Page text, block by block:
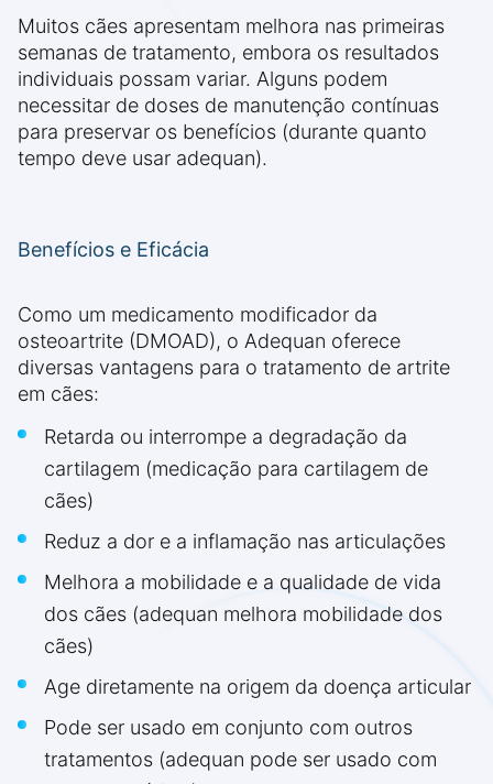
Muitos cães apresentam melhora nas primeiras
semanas de tratamento, embora os resultados
individuais possam variar. Alguns podem
necessitar de doses de manutenção contínuas
para preservar os benefícios (durante quanto
tempo deve usar adequan).
Benefícios e Eficácia
Como um medicamento modificador da
osteoartrite (DMOAD), o Adequan oferece
diversas vantagens para o tratamento de artrite
em cães:
Retarda ou interrompe a degradação da
cartilagem (medicação para cartilagem de
cães)
Reduz a dor e a inflamação nas articulações
Melhora a mobilidade e a qualidade de vida
dos cães (adequan melhora mobilidade dos
cães)
Age diretamente na origem da doença articular
Pode ser usado em conjunto com outros
tratamentos (adequan pode ser usado com